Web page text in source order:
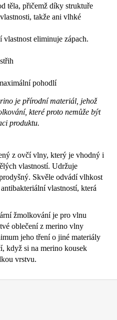
těla, přičemž díky struktuře
takže ani vlhké
vlastnost eliminuje zápach.
pohodlí
je přírodní materiál, jehož
které proto nemůže být
produktu.
z ovčí vlny, který je vhodný i
vlastností. Udržuje
Skvěle odvádí vlhkost
vlastností, která
žmolkování je pro vlnu
oblečení z merino vlny
jeho tření o jiné materiály
když si na merino kousek
vrstvu.